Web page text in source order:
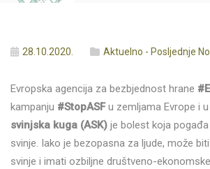
28.10.2020. Aktuelno - Posljednje
Evropska agencija za bezbjednost hrane
kampanju #StopASFu zemljama Evrope i u
svinjska kuga (ASK) je bolest koja
svinje. Iako je bezopasna za ljude, može
svinje i imati ozbiljne društveno-